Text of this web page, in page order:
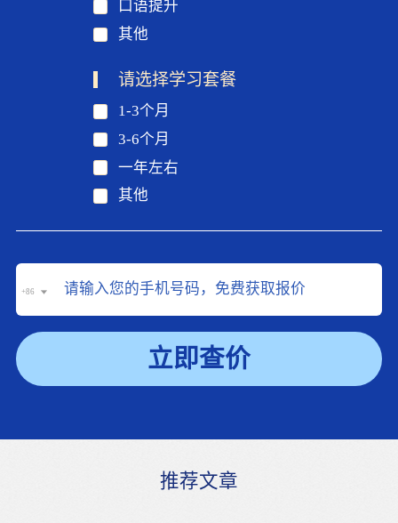
口语提升
其他
请选择学习套餐
1-3个月
3-6个月
一年左右
其他
+86
立即查价
推荐文章